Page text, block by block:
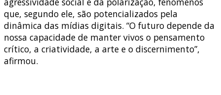
que, segundo ele, são potencializados pela
dinâmica das mídias digitais. “O futuro depende da
nossa capacidade de manter vivos o pensamento
crítico, a criatividade, a arte e o discernimento”,
afirmou.